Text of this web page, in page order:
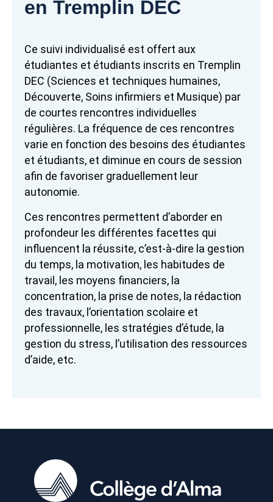
en Tremplin DEC
Ce suivi individualisé est offert aux
étudiantes et étudiants inscrits en Tremplin
DEC (Sciences et techniques humaines,
Découverte, Soins infirmiers et Musique) par
de courtes rencontres individuelles
régulières. La fréquence de ces rencontres
varie en fonction des besoins des étudiantes
et étudiants, et diminue en cours de session
afin de favoriser graduellement leur
autonomie.
Ces rencontres permettent d’aborder en
profondeur les différentes facettes qui
influencent la réussite, c’est-à-dire la gestion
du temps, la motivation, les habitudes de
travail, les moyens financiers, la
concentration, la prise de notes, la rédaction
des travaux, l’orientation scolaire et
professionnelle, les stratégies d’étude, la
gestion du stress, l’utilisation des ressources
d’aide, etc.